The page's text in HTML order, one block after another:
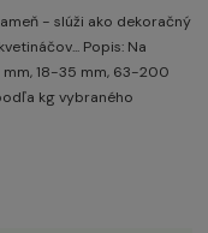
- slúži ako dekoračný
Popis: Na
18-35 mm, 63-200
kg vybraného